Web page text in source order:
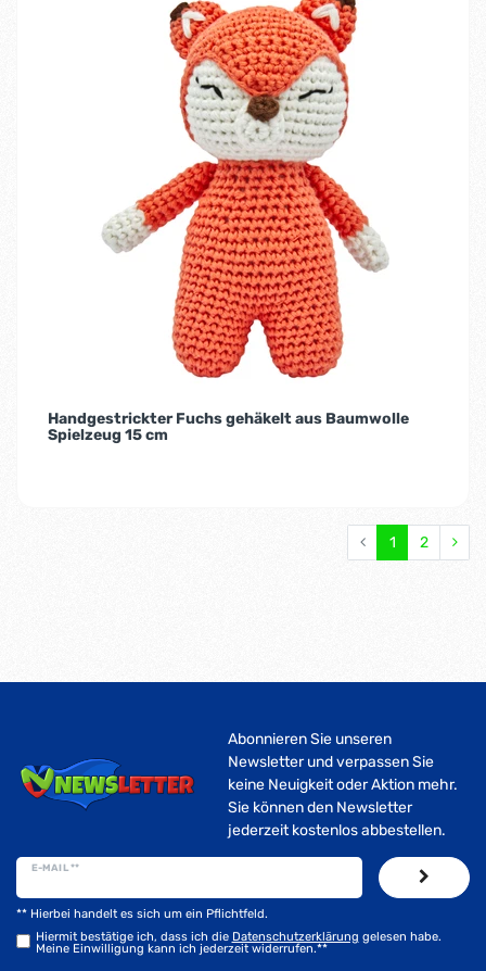
Handgestrickter Fuchs gehäkelt aus Baumwolle
Spielzeug 15 cm
1 2
Abonnieren Sie unseren
Newsletter und verpassen Sie
keine Neuigkeit oder Aktion mehr.
Sie können den Newsletter
jederzeit kostenlos abbestellen.
E-MAIL **
Hiermit bestätige ich, dass ich die Daten­schutz­erklärung gelesen habe.
Meine Einwilligung kann ich jederzeit widerrufen.**
** Hierbei handelt es sich um ein Pflichtfeld.